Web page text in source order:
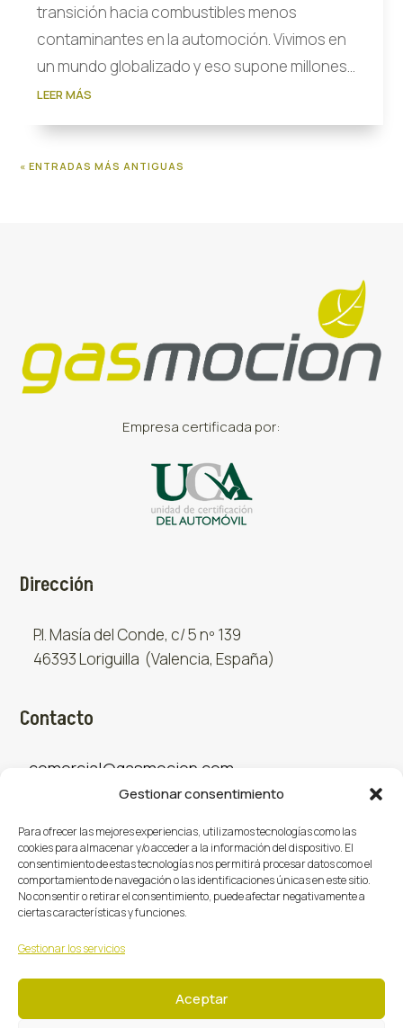
Gestionar consentimiento
Para ofrecer las mejores experiencias, utilizamos tecnologías como las
cookies para almacenar y/o acceder a la información del dispositivo. El
consentimiento de estas tecnologías nos permitirá procesar datos como el
comportamiento de navegación o las identificaciones únicas en este sitio.
No consentir o retirar el consentimiento, puede afectar negativamente a
ciertas características y funciones.
Gestionar los servicios
Aceptar
transición hacia combustibles menos
contaminantes en la automoción. Vivimos en
un mundo globalizado y eso supone millones...
LEER MÁS
« ENTRADAS MÁS ANTIGUAS
Empresa certificada por:
Dirección
P.I. Masía del Conde, c/ 5 nº 139
46393 Loriguilla (Valencia, España)
Contacto
comercial@gasmocion.com
Sociales
